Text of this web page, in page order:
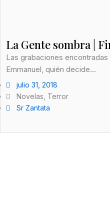
La Gente sombra |
Las grabaciones
Emmanuel, quién decide...
julio 31, 2018
Novelas Terror
Sr Zantata